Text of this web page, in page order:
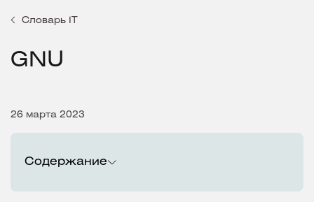
Словарь IT
GNU
26 марта 2023
Содержание